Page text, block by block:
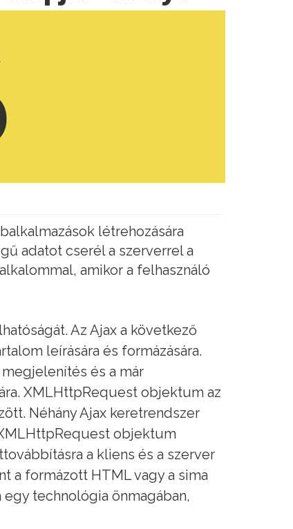
létrehozására
adatot cserél a szerverrel a
amikor a felhasználó
Az Ajax a következő
leírására és formázására.
és a már
XMLHttpRequest objektum az
Néhány Ajax keretrendszer
objektum
a kliens és a szerver
a formázott HTML vagy a sima
egy technológia önmagában,